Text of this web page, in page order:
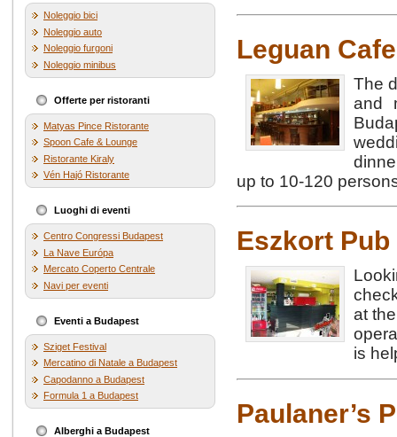
Noleggio bici
Noleggio auto
Noleggio furgoni
Noleggio minibus
Offerte per ristoranti
Matyas Pince Ristorante
Spoon Cafe & Lounge
Ristorante Kiraly
Vén Hajó Ristorante
Luoghi di eventi
Centro Congressi Budapest
La Nave Európa
Mercato Coperto Centrale
Navi per eventi
Eventi a Budapest
Sziget Festival
Mercatino di Natale a Budapest
Capodanno a Budapest
Formula 1 a Budapest
Alberghi a Budapest
Leguan
The
and
up to 10-120
Eszkort Pub
at
is
Paulaner’s